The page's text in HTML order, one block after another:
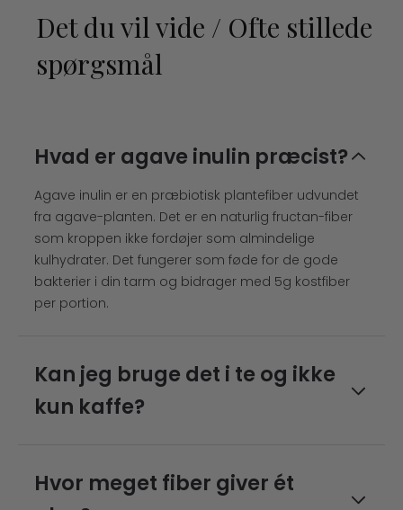
Det du vil vide / Ofte stillede
spørgsmål
Hvad er agave inulin præcist?
Agave inulin er en præbiotisk plantefiber udvundet
fra agave-planten. Det er en naturlig fructan-fiber
som kroppen ikke fordøjer som almindelige
kulhydrater. Det fungerer som føde for de gode
bakterier i din tarm og bidrager med 5g kostfiber
per portion.
Kan jeg bruge det i te og ikke
kun kaffe?
rooibos, matcha og varm mælk. Mange kunder
bruger det til aftenteen i stedet for eller i tillæg til
Hvor meget fiber giver ét